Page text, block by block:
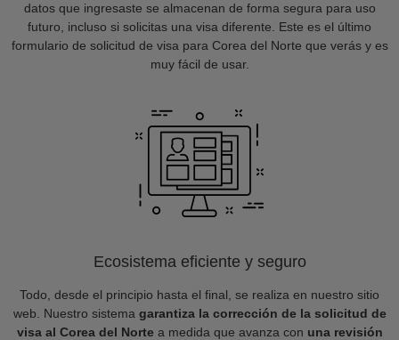
datos que ingresaste se almacenan de forma segura para uso
futuro, incluso si solicitas una visa diferente. Este es el último
formulario de solicitud de visa para Corea del Norte que verás y es
muy fácil de usar.
Ecosistema eficiente y seguro
Todo, desde el principio hasta el final, se realiza en nuestro sitio
web. Nuestro sistema garantiza la corrección de la solicitud de
visa al Corea del Norte a medida que avanza con una revisión